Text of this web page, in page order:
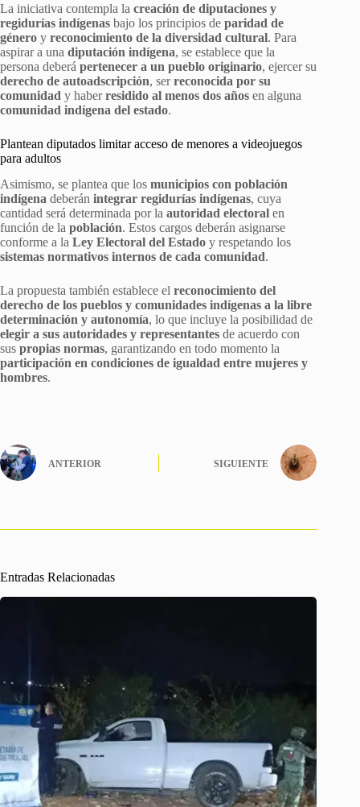
La iniciativa contempla la creación de diputaciones y
regidurías indígenas bajo los principios de paridad de
género y reconocimiento de la diversidad cultural. Para
aspirar a una diputación indígena, se establece que la
persona deberá pertenecer a un pueblo originario, ejercer su
derecho de autoadscripción, serreconocida por su
comunidad y haberresidido al menos dos años en alguna
comunidad indígena del estado.
Plantean diputados limitar acceso de menores a videojuegos
para adultos
Asimismo, se plantea que los municipios con población
indígena deberán integrar regidurías indígenas, cuya
cantidad será determinada por la autoridad electoral en
función de la población. Estos cargos deberán asignarse
conforme a la Ley Electoral del Estado y respetando los
sistemas normativos internos de cada comunidad.
La propuesta también establece el reconocimiento del
derecho de los pueblos y comunidades indígenas a la libre
determinación y autonomía, lo que incluye la posibilidad de
elegir a sus autoridades y representantes de acuerdo con
sus propias normas, garantizando en todo momento la
participación en condiciones de igualdad entre mujeres y
hombres.
ANTERIOR SIGUIENTE
Entradas Relacionadas